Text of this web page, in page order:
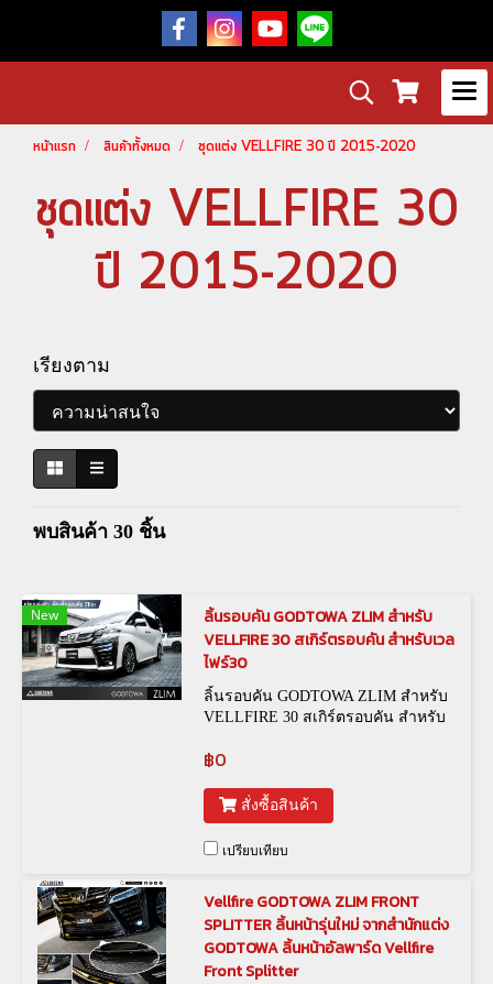
หน้าแรก สินค้าทั้งหมด ชุดแต่ง VELLFIRE 30 ปี 2015-2020
ชุดแต่ง VELLFIRE 30
ปี 2015-2020
เรียงตาม
พบสินค้า 30 ชิ้น
New
ลิ้นรอบคัน GODTOWA ZLIM สำหรับ
VELLFIRE 30 สเกิร์ตรอบคัน สำหรับเวล
ไฟร์30
ลิ้นรอบคัน GODTOWA ZLIM สำหรับ
VELLFIRE 30 สเกิร์ตรอบคัน สำหรับ
฿0
สั่งซื้อสินค้า
เปรียบเทียบ
Vellfire GODTOWA ZLIM FRONT
SPLITTER ลิ้นหน้ารุ่นใหม่ จากสำนักแต่ง
GODTOWA ลิ้นหน้าอัลพาร์ด Vellfire
Front Splitter